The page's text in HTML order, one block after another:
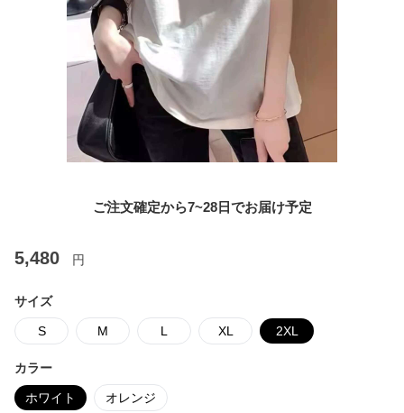
ご注文確定から7~28日でお届け予定
5,480 円
サイズ
S M L XL 2XL
カラー
ホワイト オレンジ